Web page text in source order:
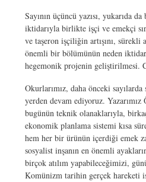
Sayının üçüncü yazısı, yukarıda
iktidarıyla birlikte işçi ve emekçi
ve taşeron işçiliğin artışını,
önemli bir bölümünün neden
hegemonik projenin geliştirilmesi.
Okurlarımız, daha önceki
yerden devam ediyoruz.
bugünün teknik olanaklarıyla,
ekonomik planlama sistemi kısa
hem her bir ürünün içerdiği emek
sosyalist inşanın en önemli
birçok atılım yapabileceğimizi,
Komünizm tarihin gerçek hareketi